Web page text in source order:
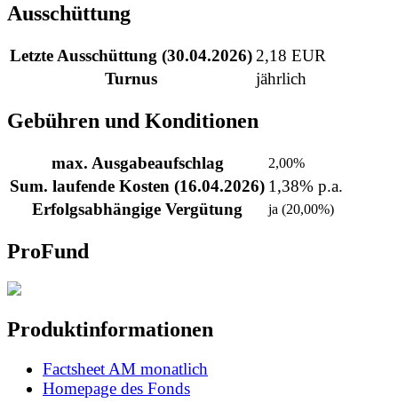
Ausschüttung
Letzte Ausschüttung (30.04.2026) 2,18 EUR
Turnus
jährlich
Gebühren und Konditionen
max. Ausgabeaufschlag 2,00%
Sum. laufende Kosten (16.04.2026) 1,38% p.a.
Erfolgsabhängige Vergütung
ja (20,00%)
ProFund
Produktinformationen
Factsheet AM monatlich
Homepage des Fonds